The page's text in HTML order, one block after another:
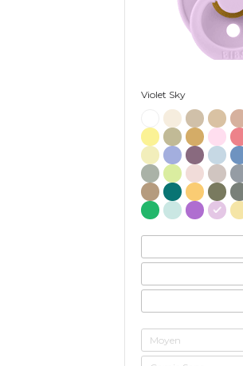
Violet Sky